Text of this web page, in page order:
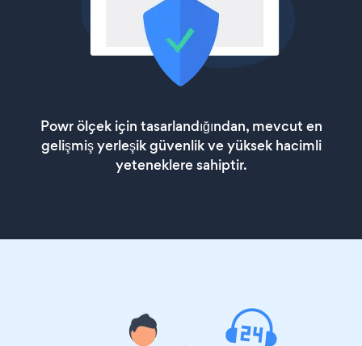
Powr ölçek için tasarlandığından, mevcut en
gelişmiş yerleşik güvenlik ve yüksek hacimli
yeteneklere sahiptir.